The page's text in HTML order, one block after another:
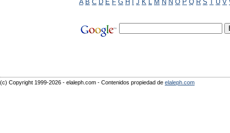
A B C D E F G H I J K L M N Ñ O P Q R S T U V
(c) Copyright 1999-2026 - elaleph.com - Contenidos propiedad de elaleph.com